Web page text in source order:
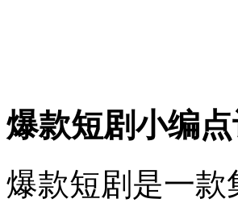
爆款短剧小编
爆款短剧是一